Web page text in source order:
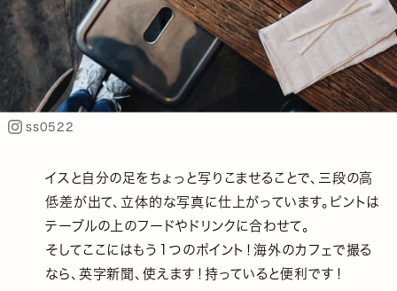
ss0522
イスと自分の足をちょっと写りこませることで、三段の高
低差が出て、立体的な写真に仕上がっています。ピントは
テーブルの上のフードやドリンクに合わせて。
そしてここにはもう１つのポイント！海外のカフェで撮る
なら、英字新聞、使えます！持っていると便利です！